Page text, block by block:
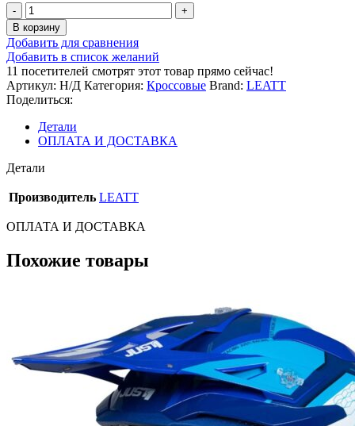
Количество
товара
Кроссовый
шлем
Leatt
Moto
3.5
Helmet
Royal
В корзину
Добавить для сравнения
Добавить в список желаний
11 посетителей смотрят этот товар прямо сейчас!
Артикул: Н/Д Категория: Кроссовые Brand: LEATT
Поделиться:
Детали
ОПЛАТА И ДОСТАВКА
Детали
Производитель LEATT
ОПЛАТА И ДОСТАВКА
Похожие товары